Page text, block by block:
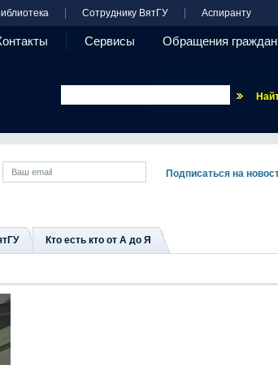
Сотруднику ВятГУ Аспиранту
Сервисы Обращения граждан
Кто есть кто от А до Я